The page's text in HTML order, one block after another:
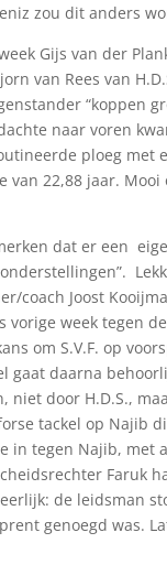
zou dit anders
Gijs van der
van Rees van
“koppen
naar voren
ploeg
van 22,88 jaar.
dat er een
coach Joost
vorige week tegen
om S.V.F. op
gaat daarna
door H.D.S.,
tackel op Najib
in tegen Najib, met
Faruk
de leidsman
genoegd was.